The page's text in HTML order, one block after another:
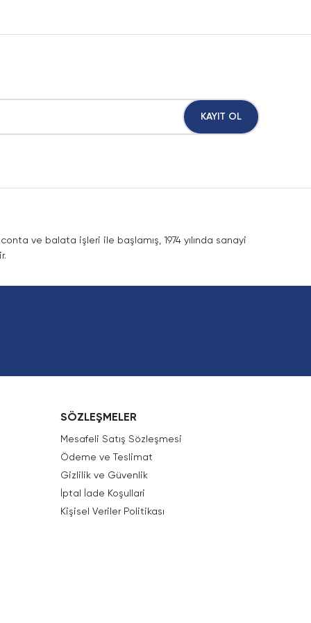
KAYIT OL
ve balata işleri ile başlamış, 1974 yılında sanayi
SÖZLEŞMELER
Mesafeli Satış Sözleşmesi
Ödeme ve Teslimat
Gizlilik ve Güvenlik
İptal İade Koşullari
Kişisel Veriler Politikası